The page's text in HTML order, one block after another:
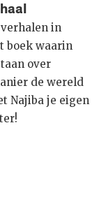
in
boek waarin
over
de wereld
Najiba je eigen